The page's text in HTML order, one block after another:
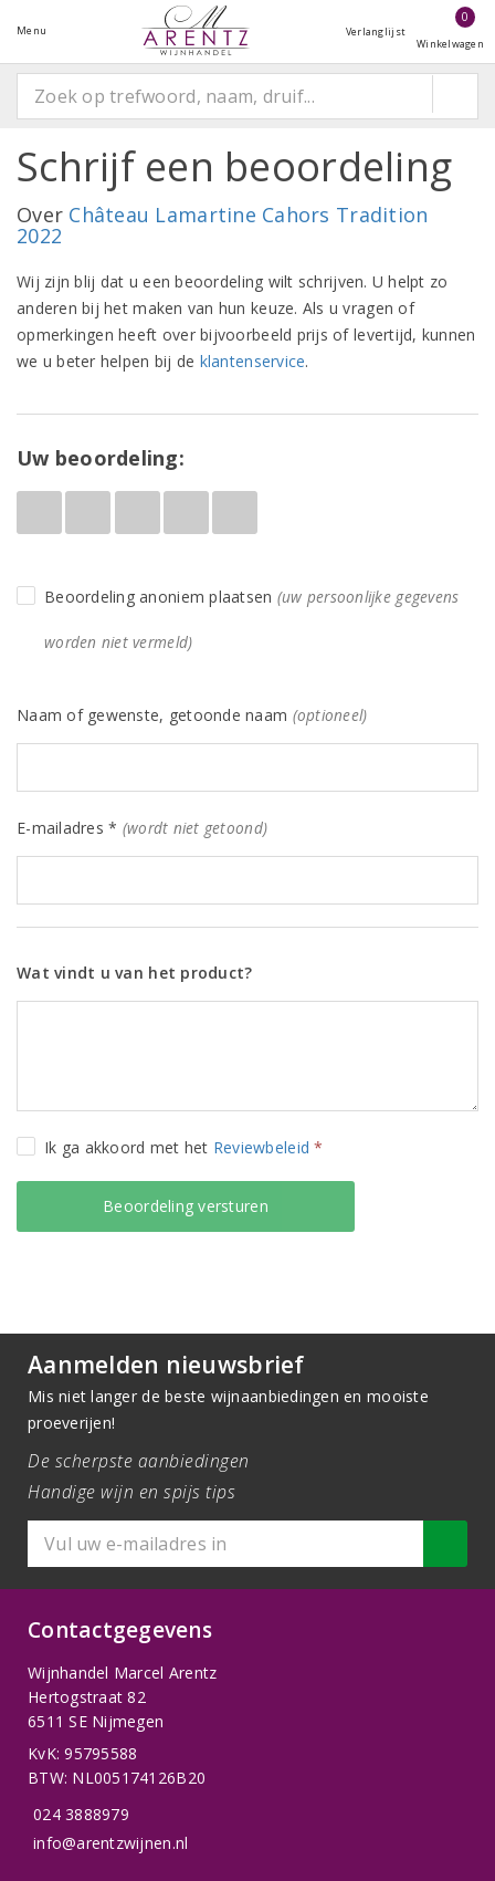
Menu Verlanglijst
0
Winkelwagen
Schrijf een beoordeling
Over Château Lamartine Cahors Tradition
2022
Wij zijn blij dat u een beoordeling wilt schrijven. U helpt zo
anderen bij het maken van hun keuze. Als u vragen of
opmerkingen heeft over bijvoorbeeld prijs of levertijd, kunnen
we u beter helpen bij de klantenservice.
Uw beoordeling:
Beoordeling anoniem plaatsen (uw persoonlijke gegevens
worden niet vermeld)
Naam of gewenste, getoonde naam (optioneel)
E-mailadres * (wordt niet getoond)
Wat vindt u van het product?
Ik ga akkoord met het Reviewbeleid *
Aanmelden nieuwsbrief
Mis niet langer de beste wijnaanbiedingen en mooiste
proeverijen!
De scherpste aanbiedingen
Handige wijn en spijs tips
Contactgegevens
Wijnhandel Marcel Arentz
Hertogstraat 82
6511 SE Nijmegen
KvK: 95795588
BTW: NL005174126B20
024 3888979
info@arentzwijnen.nl